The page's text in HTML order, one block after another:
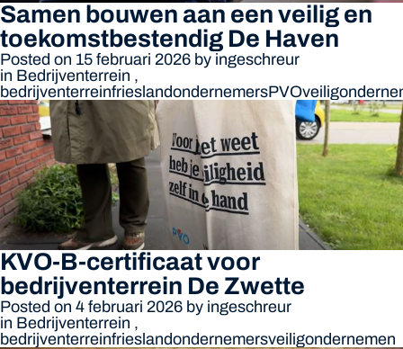
Samen bouwen aan een veilig en
toekomstbestendig De Haven
Posted on 15 februari 2026 by ingeschreur
in Bedrijventerrein ,
bedrijventerreinfrieslandondernemersPVO
KVO-B-certificaat voor
bedrijventerrein De Zwette
Posted on 4 februari 2026 by ingeschreur
in Bedrijventerrein ,
bedrijventerreinfrieslandondernemersveiligondernemen